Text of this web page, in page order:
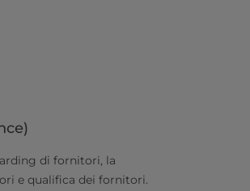
di fornitori, la
e qualifica dei fornitori.